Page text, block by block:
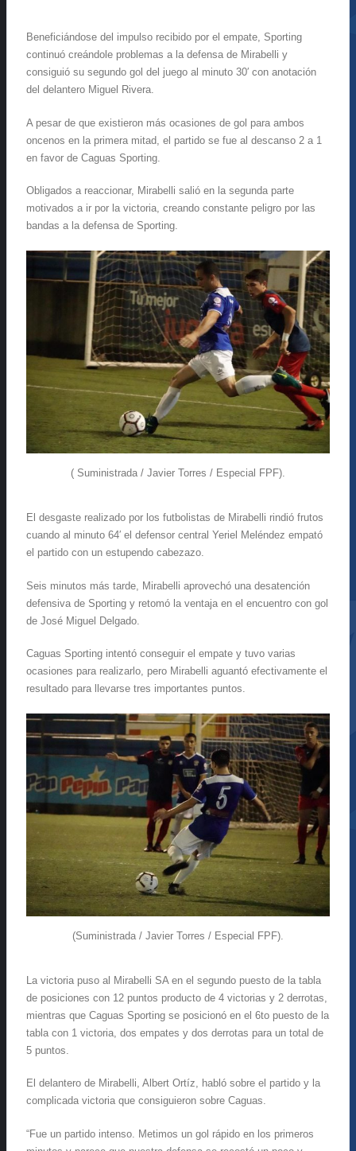
Beneficiándose del impulso recibido por el empate, Sporting
continuó creándole problemas a la defensa de Mirabelli y
consiguió su segundo gol del juego al minuto 30′ con anotación
del delantero Miguel Rivera.
A pesar de que existieron más ocasiones de gol para ambos
oncenos en la primera mitad, el partido se fue al descanso 2 a 1
en favor de Caguas Sporting.
Obligados a reaccionar, Mirabelli salió en la segunda parte
motivados a ir por la victoria, creando constante peligro por las
bandas a la defensa de Sporting.
( Suministrada / Javier Torres / Especial FPF).
El desgaste realizado por los futbolistas de Mirabelli rindió frutos
cuando al minuto 64′ el defensor central Yeriel Meléndez empató
el partido con un estupendo cabezazo.
Seis minutos más tarde, Mirabelli aprovechó una desatención
defensiva de Sporting y retomó la ventaja en el encuentro con gol
de José Miguel Delgado.
Caguas Sporting intentó conseguir el empate y tuvo varias
ocasiones para realizarlo, pero Mirabelli aguantó efectivamente el
resultado para llevarse tres importantes puntos.
(Suministrada / Javier Torres / Especial FPF).
La victoria puso al Mirabelli SA en el segundo puesto de la tabla
de posiciones con 12 puntos producto de 4 victorias y 2 derrotas,
mientras que Caguas Sporting se posicionó en el 6to puesto de la
tabla con 1 victoria, dos empates y dos derrotas para un total de
5 puntos.
El delantero de Mirabelli, Albert Ortíz, habló sobre el partido y la
complicada victoria que consiguieron sobre Caguas.
“Fue un partido intenso. Metimos un gol rápido en los primeros